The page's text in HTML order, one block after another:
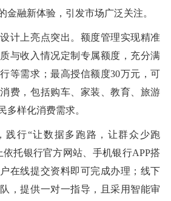
金融新体验，引发市场广泛关注。
上亮点突出。额度管理实现精准
与收入情况定制专属额度，充分满
等需求；最高授信额度30万元，可
费，包括购车、家装、教育、旅游
多样化消费需求。
行“让数据多跑路，让群众少跑
依托银行官方网站、手机银行APP搭
在线提交资料即可完成办理；线下
，提供一对一指导，且采用智能审